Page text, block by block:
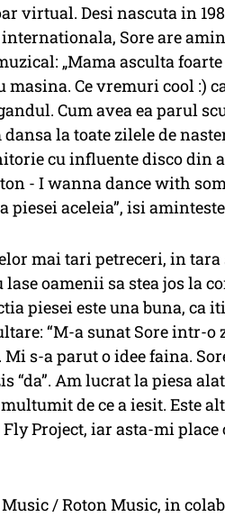
virtual. Desi nascuta in
Sore are
„Mama asculta
Ce vremuri cool :)
Cum avea ea parul
la toate zilele de
cu influente disco din
- I wanna dance with
aceleia”, isi
mai tari petreceri, in
oamenii sa stea jos la
piesei este una buna, ca
“M-a sunat Sore intr-o
s-a parut o idee faina.
“da”. Am lucrat la piesa
de ce a iesit. Este
Project, iar asta-mi place
/ Roton Music, in